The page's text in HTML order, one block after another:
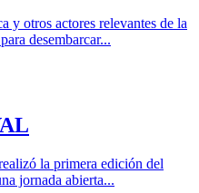
otros actores relevantes de la
desembarcar...
la primera edición del
jornada abierta...